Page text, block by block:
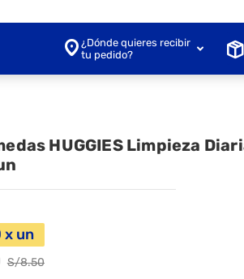
¿Dónde quieres recibir
tu pedido?
HUGGIES Limpieza
x un
S/8.50